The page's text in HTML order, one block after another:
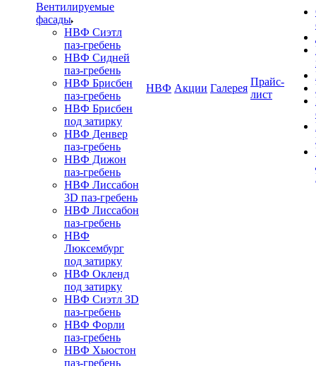
Вентилируемые
фасады
НВФ Сиэтл
паз-гребень
НВФ Сидней
паз-гребень
НВФ Брисбен
паз-гребень
НВФ Брисбен
под затирку
НВФ Денвер
паз-гребень
НВФ Дижон
паз-гребень
НВФ Лиссабон
3D паз-гребень
НВФ Лиссабон
паз-гребень
НВФ
Люксембург
под затирку
НВФ Окленд
под затирку
НВФ Сиэтл 3D
паз-гребень
НВФ Форли
паз-гребень
НВФ Хьюстон
паз-гребень
НВФ Акции Галерея
Прайс-
лист